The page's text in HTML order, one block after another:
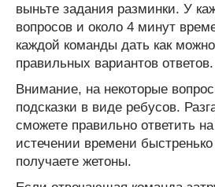
выньте задания разминки. У
вопросов и около 4 минут
каждой команды дать как
правильных вариантов ответов.
Внимание, на некоторые
подсказки в виде ребусов.
сможете правильно ответить
истечении времени
получаете жетоны.